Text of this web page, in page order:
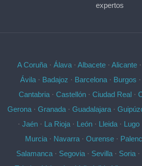
expertos
A Coruña· Álava· Albacete· Alicante·
Ávila · Badajoz · Barcelona · Burgos ·
Cantabria · Castellón · Ciudad Real ·
Gerona · Granada · Guadalajara ·
· Jaén · La Rioja · León · Lleida · Lugo
Murcia· Navarra· Ourense·
Salamanca · Segovia · Sevilla · Soria ·